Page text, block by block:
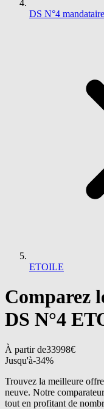
DS N°4 mandataire
ETOILE
Comparez
DS N°4
À partir de33998€
Jusqu'à-34%
Trouvez la meilleure
neuve. Notre
tout en profitant de